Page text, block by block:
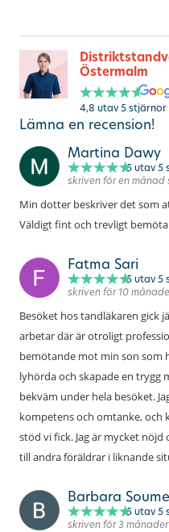
Östermalm
4,8 utav5stjärnor
Lämna en recension!
Martina Dawy
5utav 5
skriven för en månad
Min dotter beskriver det som
Väldigt fint och trevligt
Fatma Sari
5utav 5
skriven för 10
Besöket hos tandläkaren gick
arbetar där är otroligt
bemötande mot min son som
lyhörda och skapade en trygg
bekväm under hela besöket.
kompetens och omtanke, och
stöd vi fick. Jag är mycket
till andra föräldrar i liknande
Barbara Soume
5utav 5
skriven för 3